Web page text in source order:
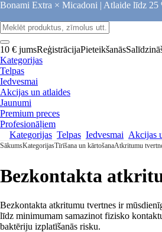
Bonami Extra × Micadoni | Atlaide līdz
10 € jumsReģistrācijaPieteikšanās
Kategorijas
Telpas
Iedvesmai
Akcijas un atlaides
Jaunumi
Premium preces
Profesionāļiem
Kategorijas Telpas Iedvesmai Akcijas
SākumsKategorijasTīrīšana un kārtošanaAtkritumu
Bezkontakta
Bezkontakta atkritumu tvertnes ir
līdz minimumam samazinot fizisko
baktēriju izplatīšanās risku.